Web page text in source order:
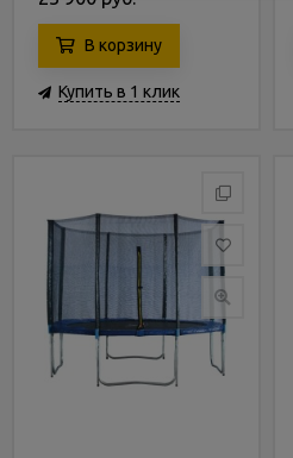
В корзину
Купить в 1 клик